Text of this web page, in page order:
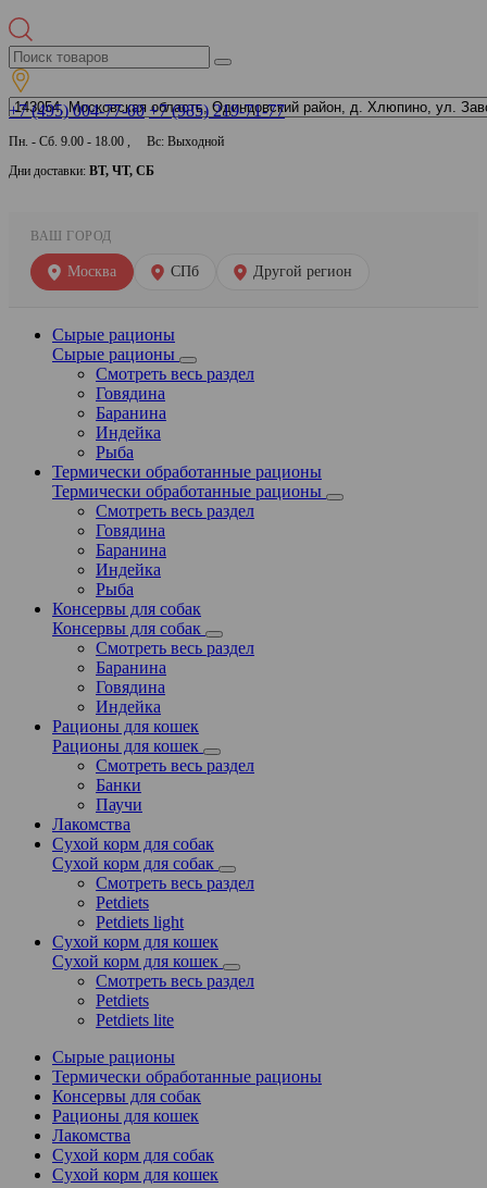
+7 (495) 004-77-00 +7 (985) 219-71-77
Пн. - Сб. 9.00 - 18.00 , Вс: Выходной
Дни доставки: ВТ, ЧТ, СБ
ВАШ ГОРОД
Москва СПб Другой регион
Сырые рационы
Сырые рационы
Смотреть весь раздел
Говядина
Баранина
Индейка
Рыба
Термически обработанные рационы
Термически обработанные рационы
Смотреть весь раздел
Говядина
Баранина
Индейка
Рыба
Консервы для собак
Консервы для собак
Смотреть весь раздел
Баранина
Говядина
Индейка
Рационы для кошек
Рационы для кошек
Смотреть весь раздел
Банки
Паучи
Лакомства
Сухой корм для собак
Сухой корм для собак
Смотреть весь раздел
Petdiets
Petdiets light
Сухой корм для кошек
Сухой корм для кошек
Смотреть весь раздел
Petdiets
Petdiets lite
Сырые рационы
Термически обработанные рационы
Консервы для собак
Рационы для кошек
Лакомства
Сухой корм для собак
Сухой корм для кошек